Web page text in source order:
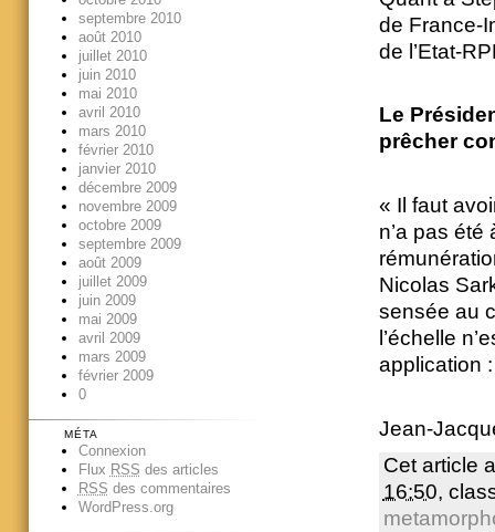
de France-
de l’Etat-
Le
prêcher
« Il faut
n’a pas
Nicolas
sensée au
l’échelle
application
Jean-
Cet article
16:50,
septembre 2010
août 2010
juillet 2010
juin 2010
mai 2010
avril 2010
mars 2010
février 2010
janvier 2010
décembre 2009
novembre 2009
octobre 2009
septembre 2009
août 2009
juillet 2009
juin 2009
mai 2009
avril 2009
mars 2009
février 2009
0
MÉTA
Connexion
Flux RSS des articles
RSS des commentaires
WordPress.org